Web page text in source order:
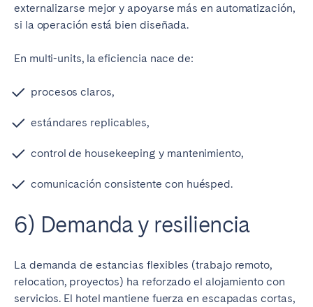
externalizarse mejor y apoyarse más en automatización,
si la operación está bien diseñada.
En multi-units, la eficiencia nace de:
procesos claros,
estándares replicables,
control de housekeeping y mantenimiento,
comunicación consistente con huésped.
6) Demanda y resiliencia
La demanda de estancias flexibles (trabajo remoto,
relocation, proyectos) ha reforzado el alojamiento con
servicios. El hotel mantiene fuerza en escapadas cortas,